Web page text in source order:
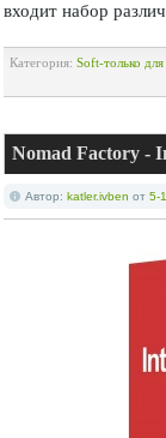
входит набор
Категория: Soft-только
Nomad Factory -
Автор: katler.ivben от 5-